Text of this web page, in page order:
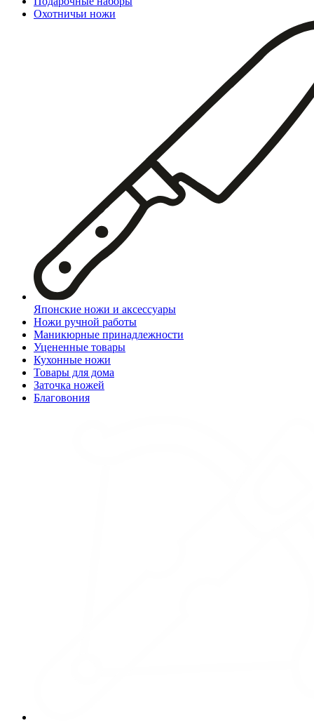
Охотничьи ножи
Японские ножи и аксессуары
Ножи ручной работы
Маникюрные принадлежности
Уцененные товары
Кухонные ножи
Товары для дома
Заточка ножей
Благовония